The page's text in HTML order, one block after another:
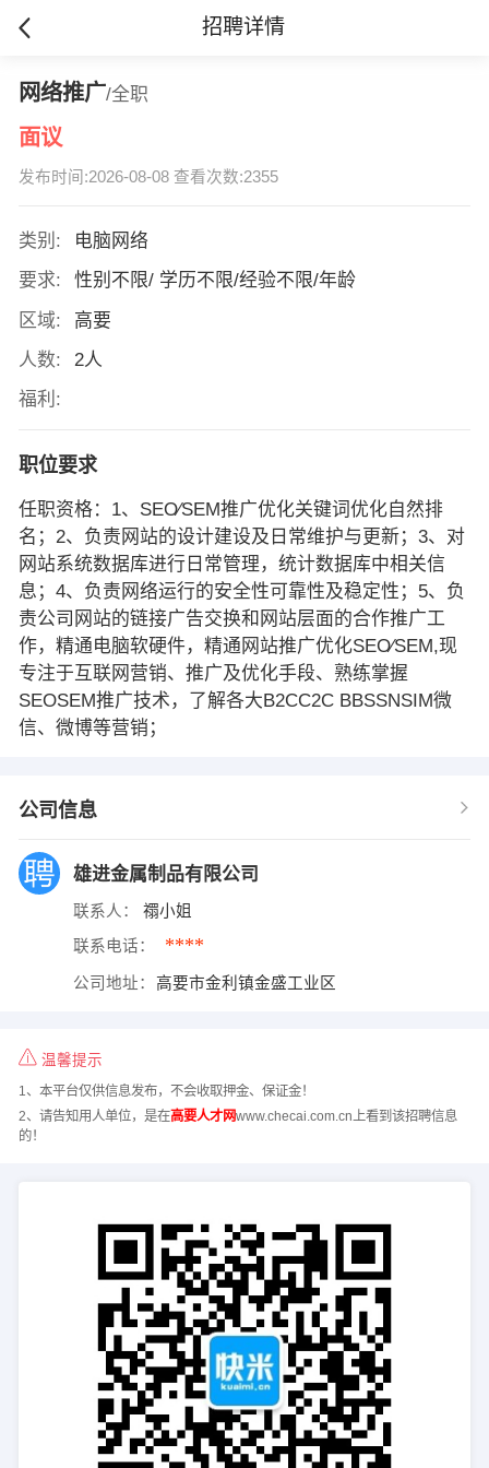
招聘详情
网络推广/全职
面议
发布时间:2026-08-08 查看次数:2355
类别:
电脑网络
要求:
性别不限/ 学历不限/经验不限/年龄
区域:
高要
人数:
2人
福利:
职位要求
任职资格：1、SEO∕SEM推广优化关键词优化自然排
名；2、负责网站的设计建设及日常维护与更新；3、对
网站系统数据库进行日常管理，统计数据库中相关信
息；4、负责网络运行的安全性可靠性及稳定性；5、负
责公司网站的链接广告交换和网站层面的合作推广工
作，精通电脑软硬件，精通网站推广优化SEO∕SEM,现
专注于互联网营销、推广及优化手段、熟练掌握
SEOSEM推广技术，了解各大B2CC2C BBSSNSIM微
信、微博等营销；
公司信息
雄进金属制品有限公司
联系人： 禤小姐
联系电话： ****
公司地址： 高要市金利镇金盛工业区
温馨提示
1、本平台仅供信息发布，不会收取押金、保证金！
2、请告知用人单位，是在高要人才网www.checai.com.cn上看到该招聘信息
的！